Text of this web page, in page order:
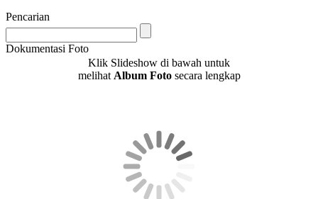
Pencarian
Dokumentasi Foto
Klik Slideshow di bawah untuk
melihat Album Fotosecara lengkap